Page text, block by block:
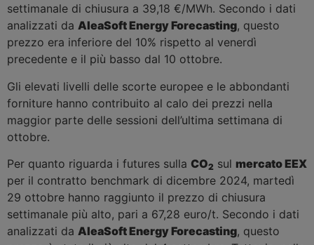
settimanale di chiusura a 39,18 €/MWh. Secondo i dati
analizzati da AleaSoft Energy Forecasting, questo
prezzo era inferiore del 10% rispetto al venerdì
precedente e il più basso dal 10 ottobre.
Gli elevati livelli delle scorte europee e le abbondanti
forniture hanno contribuito al calo dei prezzi nella
maggior parte delle sessioni dell’ultima settimana di
ottobre.
Per quanto riguarda i futures sulla CO2 sul mercato EEX
per il contratto benchmark di dicembre 2024, martedì
29 ottobre hanno raggiunto il prezzo di chiusura
settimanale più alto, pari a 67,28 euro/t. Secondo i dati
analizzati da AleaSoft Energy Forecasting, questo